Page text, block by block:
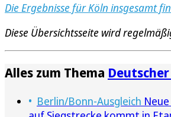
Die Ergebnisse für Köln insgesamt
Diese Übersichtsseite wird
Alles zum Thema
Berlin/Bonn-Ausgleich